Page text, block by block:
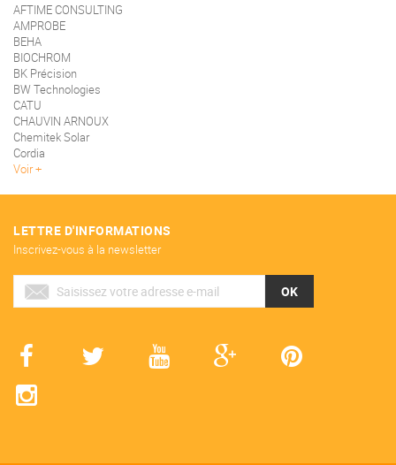
AFTIME CONSULTING
AMPROBE
BEHA
BIOCHROM
BK Précision
BW Technologies
CATU
CHAUVIN ARNOUX
Chemitek Solar
Cordia
Voir
LETTRE D'INFORMATIONS
Inscrivez-vous à la newsletter
OK